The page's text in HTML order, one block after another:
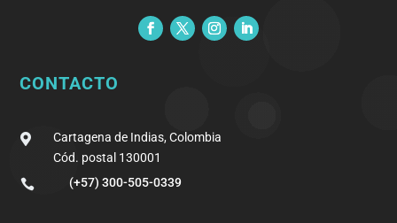
CONTACTO

Cartagena de Indias, Colombia
Cód. postal 130001

(+57) 300-505-0339